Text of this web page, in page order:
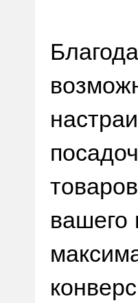
вашего